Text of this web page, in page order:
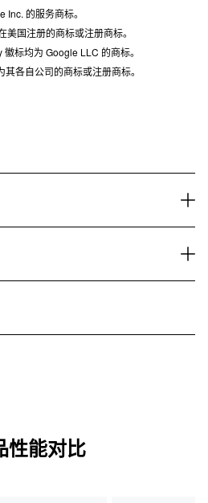
的服务商标。
国注册的商标或注册商标。
标均为 Google LLC 的商标。
各自公司的商标或注册商标。
性能对比